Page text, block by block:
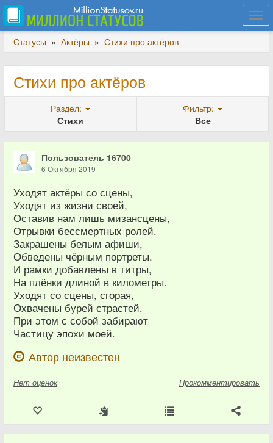
Статусы » Актёры » Стихи про актёров
Стихи про актёров
Раздел:
Стихи
Фильтр:
Все
Пользователь 16700
6 Октября 2019
Уходят актёры со сцены,
Уходят из жизни своей,
Оставив нам лишь мизансцены,
Отрывки бессмертных ролей.
Закрашены белым афиши,
Обведены чёрным портреты.
И рамки добавлены в титры,
На плёнки длиной в километры.
Уходят со сцены, сгорая,
Охвачены бурей страстей.
При этом с собой забирают
Частицу эпохи моей.
Автор неизвестен
Нет оценок Прокомментировать